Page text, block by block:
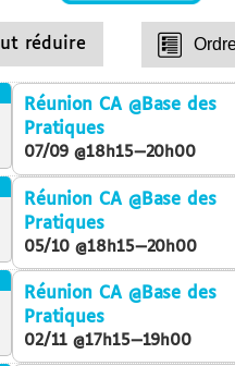
réduire
Réunion CA @Base des
Pratiques
07/09 @18h15—20h00
Réunion CA @Base des
Pratiques
05/10 @18h15—20h00
Réunion CA @Base des
Pratiques
02/11 @17h15—19h00